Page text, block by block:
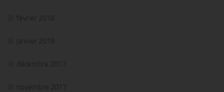
février 2018
janvier 2018
décembre 2017
novembre 2017